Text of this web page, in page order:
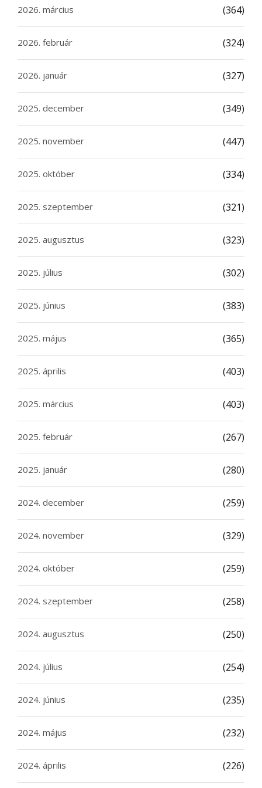
2026. március (364)
2026. február (324)
2026. január (327)
2025. december (349)
2025. november (447)
2025. október (334)
2025. szeptember (321)
2025. augusztus (323)
2025. július (302)
2025. június (383)
2025. május (365)
2025. április (403)
2025. március (403)
2025. február (267)
2025. január (280)
2024. december (259)
2024. november (329)
2024. október (259)
2024. szeptember (258)
2024. augusztus (250)
2024. július (254)
2024. június (235)
2024. május (232)
2024. április (226)